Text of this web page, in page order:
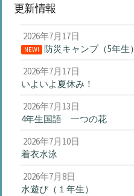
更新情報
2026年7月17日
NEW!
防災キャンプ（5年生）
2026年7月17日
いよいよ夏休み！
2026年7月13日
4年生国語 一つの花
2026年7月10日
着衣水泳
2026年7月8日
水遊び（１年生）